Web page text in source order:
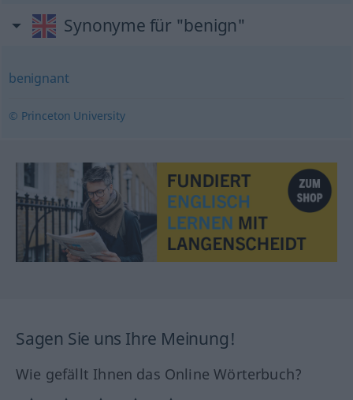
Synonyme für "benign"
benignant
© Princeton University
Sagen Sie uns Ihre Meinung!
Wie gefällt Ihnen das Online Wörterbuch?